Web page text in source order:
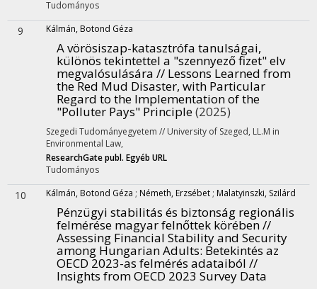
Tudományos
9 Kálmán, Botond Géza
A vörösiszap-katasztrófa tanulságai,
különös tekintettel a "szennyező fizet" elv
megvalósulására // Lessons Learned from
the Red Mud Disaster, with Particular
Regard to the Implementation of the
"Polluter Pays" Principle(2025)
Szegedi Tudományegyetem // University of Szeged, LL.M in
Environmental Law,
ResearchGate publ. Egyéb URL
Tudományos
10 Kálmán, Botond Géza ; Németh, Erzsébet ; Malatyinszki, Szilárd
Pénzügyi stabilitás és biztonság regionális
felmérése magyar felnőttek körében //
Assessing Financial Stability and Security
among Hungarian Adults: Betekintés az
OECD 2023-as felmérés adataiból //
Insights from OECD 2023 Survey Data